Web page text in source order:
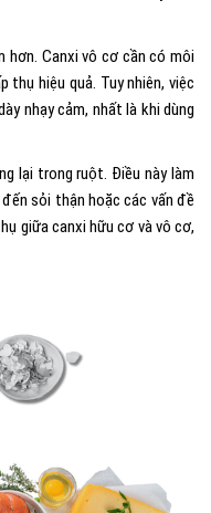
Canxi vô cơ cần có môi
hiệu quả. Tuy nhiên, việc
nhạy cảm, nhất là khi dùng
lại trong ruột. Điều này làm
sỏi thận hoặc các vấn đề
giữa canxi hữu cơ và vô cơ,